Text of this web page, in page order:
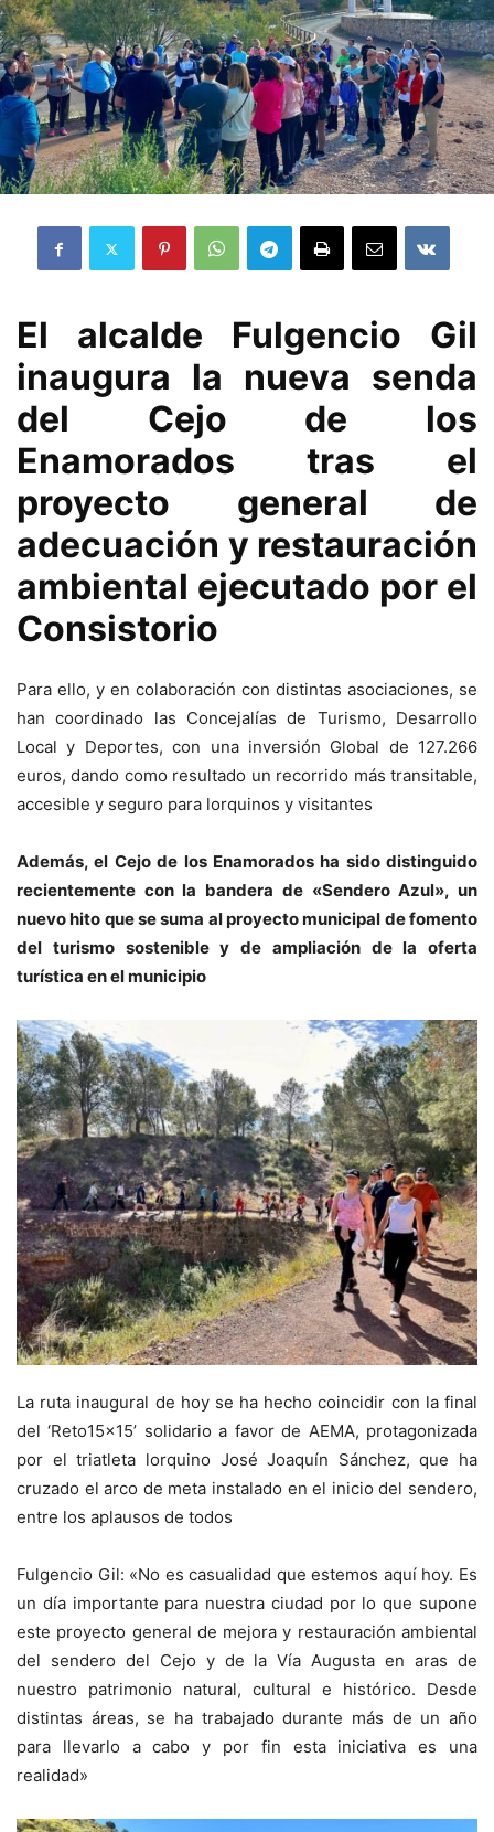
El alcalde Fulgencio Gil
inaugura la nueva senda
del Cejo de los
Enamorados tras el
proyecto general de
adecuación y restauración
ambiental ejecutado por el
Consistorio
Para ello, y en colaboración con distintas asociaciones, se
han coordinado las Concejalías de Turismo, Desarrollo
Local y Deportes, con una inversión Global de 127.266
euros, dando como resultado un recorrido más transitable,
accesible y seguro para lorquinos y visitantes
Además, el Cejo de los Enamorados ha sido distinguido
recientemente con la bandera de «Sendero Azul», un
nuevo hito que se suma al proyecto municipal de fomento
del turismo sostenible y de ampliación de la oferta
turística en el municipio
La ruta inaugural de hoy se ha hecho coincidir con la final
del ‘Reto15x15’ solidario a favor de AEMA, protagonizada
por el triatleta lorquino José Joaquín Sánchez, que ha
cruzado el arco de meta instalado en el inicio del sendero,
entre los aplausos de todos
Fulgencio Gil: «No es casualidad que estemos aquí hoy. Es
un día importante para nuestra ciudad por lo que supone
este proyecto general de mejora y restauración ambiental
del sendero del Cejo y de la Vía Augusta en aras de
nuestro patrimonio natural, cultural e histórico. Desde
distintas áreas, se ha trabajado durante más de un año
para llevarlo a cabo y por fin esta iniciativa es una
realidad»